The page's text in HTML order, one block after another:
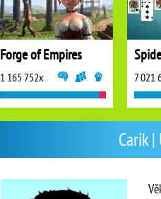
Carik
Forge of Empires
1 165 752x 7 021